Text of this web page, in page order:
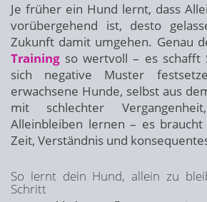
Je früher ein Hund lernt, dass
vorübergehend ist, desto
Zukunft damit umgehen. Genau
Training so wertvoll – es schafft
sich negative Muster
erwachsene Hunde, selbst aus
mit schlechter
Alleinbleiben lernen – es
Zeit, Verständnis und
So lernt dein Hund, allein zu
Schritt